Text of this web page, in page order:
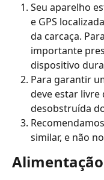
Seu aparelho
e GPS
da carcaça.
importante
dispositivo
Para garantir
deve estar livre
desobstruída
similar, e não